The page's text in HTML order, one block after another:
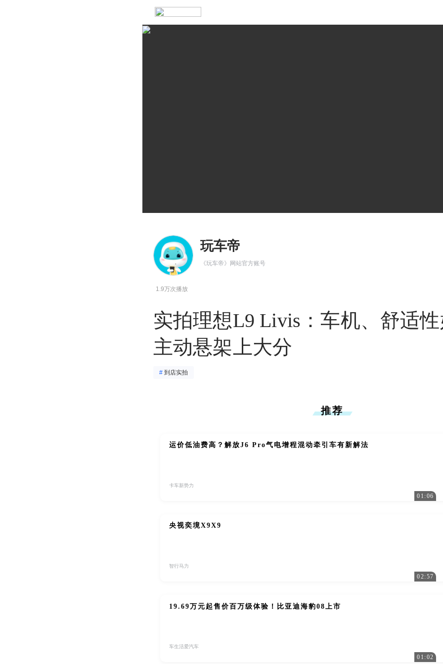
玩车帝
《玩车帝》网站官方账号
1.9万次播放
实拍理想L9 Livis：车机、舒适
主动悬架上大分
# 到店实拍
推荐
运价低油费高？解放J6 Pro气电增程混动牵引车有新解法
卡车新势力
01:06
央视奕境X9X9
智行马力
02:57
19.69万元起售价百万级体验！比亚迪海豹08上市
车生活爱汽车
01:02